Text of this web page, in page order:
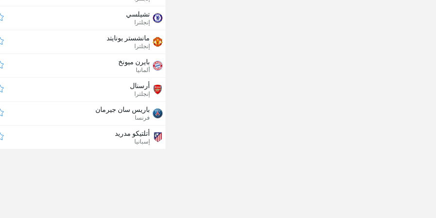
تشيلسي
إنجلترا
مانشستر يونايتد
إنجلترا
بايرن ميونخ
ألمانيا
أرسنال
إنجلترا
باريس سان جيرمان
فرنسا
أتلتيكو مدريد
إسبانيا